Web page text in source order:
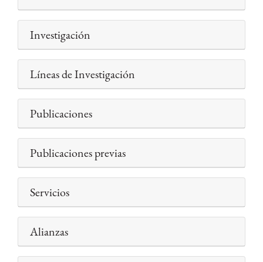
Investigación
Líneas de Investigación
Publicaciones
Publicaciones previas
Servicios
Alianzas